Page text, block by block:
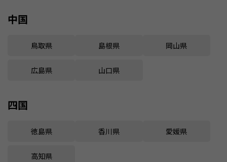
中国
鳥取県 島根県 岡山県
広島県 山口県
四国
徳島県 香川県 愛媛県
高知県